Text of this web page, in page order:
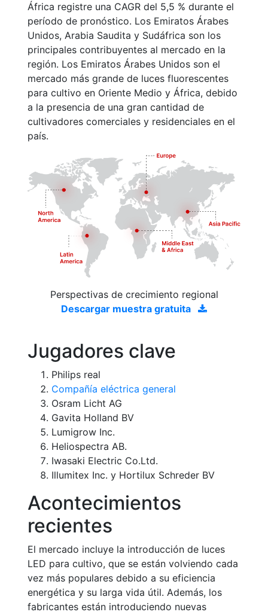
África registre una CAGR del 5,5 % durante el
período de pronóstico. Los Emiratos Árabes
Unidos, Arabia Saudita y Sudáfrica son los
principales contribuyentes al mercado en la
región. Los Emiratos Árabes Unidos son el
mercado más grande de luces fluorescentes
para cultivo en Oriente Medio y África, debido
a la presencia de una gran cantidad de
cultivadores comerciales y residenciales en el
país.
Perspectivas de crecimiento regional
Descargar muestra gratuita
Jugadores clave
Philips real
Compañía eléctrica general
Osram Licht AG
Gavita Holland BV
Lumigrow Inc.
Heliospectra AB.
Iwasaki Electric Co.Ltd.
Illumitex Inc. y Hortilux Schreder BV
Acontecimientos
recientes
El mercado incluye la introducción de luces
LED para cultivo, que se están volviendo cada
vez más populares debido a su eficiencia
energética y su larga vida útil. Además, los
fabricantes están introduciendo nuevas